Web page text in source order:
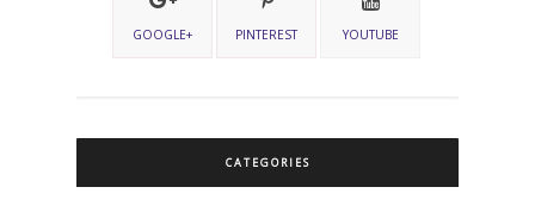
GOOGLE+ PINTEREST YOUTUBE
CATEGORIES